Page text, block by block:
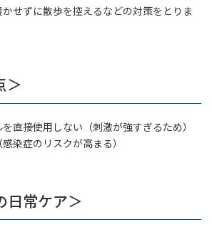
せずに散歩を控えるなどの対策をとりま
＞
直接使用しない（刺激が強すぎるため）
染症のリスクが高まる）
日常ケア＞